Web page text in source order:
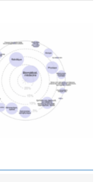
du GdR -
par mots-clés
- 19/09/2025